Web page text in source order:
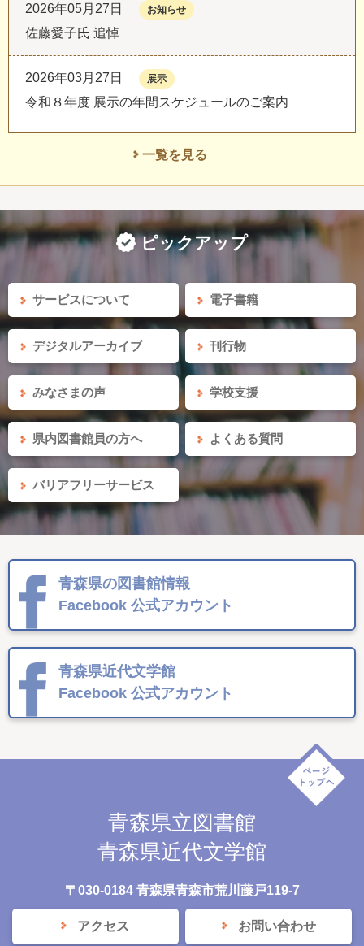
2026年05月27日 お知らせ
佐藤愛子氏 追悼
2026年03月27日 展示
令和８年度 展示の年間スケジュールのご案内
一覧を見る
ピックアップ
サービスについて 電子書籍
デジタルアーカイブ 刊行物
みなさまの声 学校支援
県内図書館員の方へ よくある質問
バリアフリーサービス
青森県の図書館情報
Facebook 公式アカウント
青森県近代文学館
Facebook 公式アカウント
青森県立図書館
青森県近代文学館
〒030-0184 青森県青森市荒川藤戸119-7
アクセス お問い合わせ